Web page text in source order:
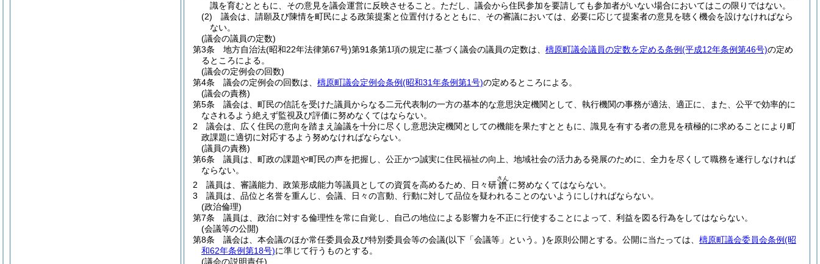
識を育むとともに、その意見を議会運営に反映させること。 ただし、議会から住民参加を要請しても参加者がいない場合においてはこの限りではない。
(2)
議会は、請願及び陳情を町民による政策提案と位置付けるとともに、その審議においては、必要に応じて提案者の意見を聴く機会を設けなければなら
ない。
(議会の議員の定数)
第3条
地方自治法(昭和22年法律第67号)第91条第1項の規定に基づく議会の議員の定数は、 檮原町議会議員の定数を定める条例(平成12年条例第46号)の定め
るところによる。
(議会の定例会の回数)
第4条
議会の定例会の回数は、 檮原町議会定例会条例(昭和31年条例第1号)の定めるところによる。
(議会の責務)
第5条
議会は、町民の信託を受けた議員からなる二元代表制の一方の基本的な意思決定機関として、執行機関の事務が適法、適正に、また、公平で効率的に
なされるよう絶えず監視及び評価に努めなくてはならない。
2
議会は、広く住民の意向を踏まえ論議を十分に尽くし意思決定機関としての機能を果たすとともに、識見を有する者の意見を積極的に求めることにより町
政課題に適切に対応するよう努めなければならない。
(議員の責務)
第6条
議員は、町政の課題や町民の声を把握し、公正かつ誠実に住民福祉の向上、地域社会の活力ある発展のために、全力を尽くして職務を遂行しなければ
ならない。
2
議員は、審議能力、政策形成能力等議員としての資質を高めるため、日々研鑽
さん
に努めなくてはならない。
3
議員は、品位と名誉を重んじ、会議、日々の言動、行動に対して品位を疑われることのないようにしければならない。
(政治倫理)
第7条
議員は、政治に対する倫理性を常に自覚し、自己の地位による影響力を不正に行使することによって、利益を図る行為をしてはならない。
(会議等の公開)
第8条
議会は、本会議のほか常任委員会及び特別委員会等の会議(以下「会議等」という。)を原則公開とする。 公開に当たっては、 檮原町議会委員会条例(昭
和62年条例第18号)に準じて行うものとする。
(議会の説明責任)